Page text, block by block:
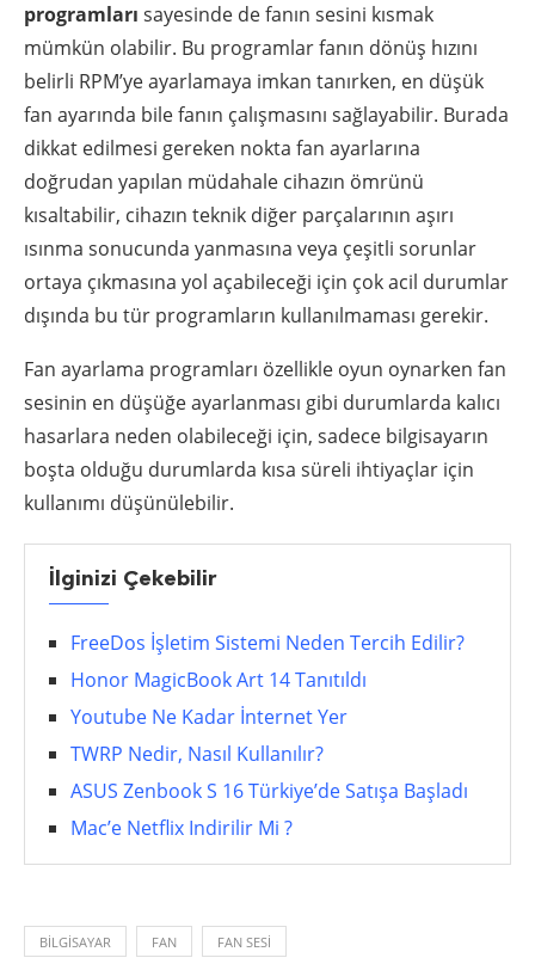
programları sayesinde de fanın sesini kısmak
mümkün olabilir. Bu programlar fanın dönüş hızını
belirli RPM’ye ayarlamaya imkan tanırken, en düşük
fan ayarında bile fanın çalışmasını sağlayabilir. Burada
dikkat edilmesi gereken nokta fan ayarlarına
doğrudan yapılan müdahale cihazın ömrünü
kısaltabilir, cihazın teknik diğer parçalarının aşırı
ısınma sonucunda yanmasına veya çeşitli sorunlar
ortaya çıkmasına yol açabileceği için çok acil durumlar
dışında bu tür programların kullanılmaması gerekir.
Fan ayarlama programları özellikle oyun oynarken fan
sesinin en düşüğe ayarlanması gibi durumlarda kalıcı
hasarlara neden olabileceği için, sadece bilgisayarın
boşta olduğu durumlarda kısa süreli ihtiyaçlar için
kullanımı düşünülebilir.
İlginizi Çekebilir
FreeDos İşletim Sistemi Neden Tercih Edilir?
Honor MagicBook Art 14 Tanıtıldı
Youtube Ne Kadar İnternet Yer
TWRP Nedir, Nasıl Kullanılır?
ASUS Zenbook S 16 Türkiye’de Satışa Başladı
Mac’e Netflix Indirilir Mi ?
BILGISAYAR FAN FAN SESI